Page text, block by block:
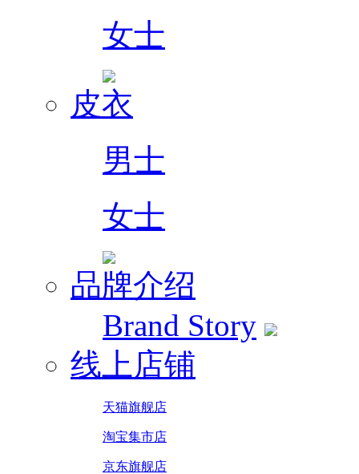
女士
皮衣
男士
女士
品牌介绍
Brand Story
线上店铺
天猫旗舰店
淘宝集市店
京东旗舰店